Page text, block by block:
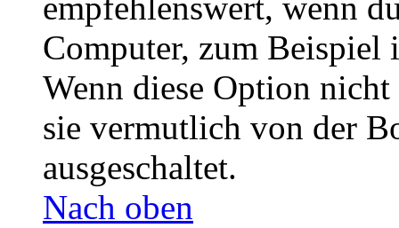
Computer, zum Beispiel
Wenn diese Option
sie vermutlich von der
ausgeschaltet.
Nach oben